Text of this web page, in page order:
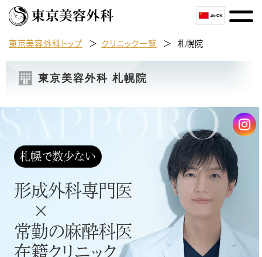
東京美容外科トップ クリニック一覧 札幌院
東京美容外科 札幌院
札幌で数少ない
形成外科専門医
×
常勤の麻酔科医
在籍クリニック